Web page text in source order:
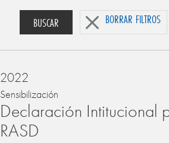
BUSCAR BORRAR FILTROS
2022
Sensibilización
Declaración Intitucional
RASD